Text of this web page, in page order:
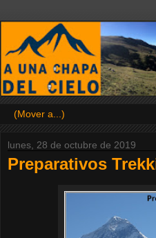
lunes, 28 de octubre de 2019
Preparativos